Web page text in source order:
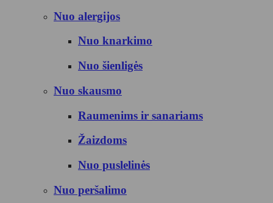
Nuo alergijos
Nuo knarkimo
Nuo šienligės
Nuo skausmo
Raumenims ir sanariams
Žaizdoms
Nuo puslelinės
Nuo peršalimo